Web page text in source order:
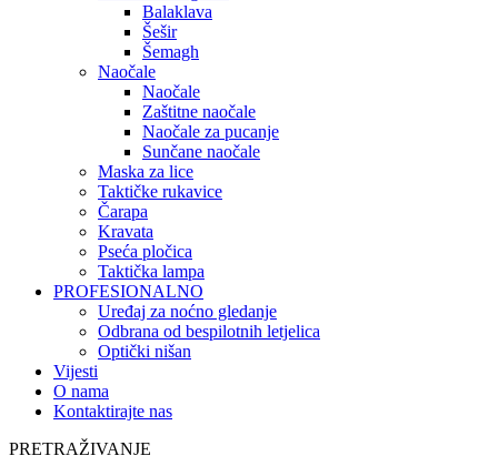
Balaklava
Šešir
Šemagh
Naočale
Naočale
Zaštitne naočale
Naočale za pucanje
Sunčane naočale
Maska za lice
Taktičke rukavice
Čarapa
Kravata
Pseća pločica
Taktička lampa
PROFESIONALNO
Uređaj za noćno gledanje
Odbrana od bespilotnih letjelica
Optički nišan
Vijesti
O nama
Kontaktirajte nas
PRETRAŽIVANJE